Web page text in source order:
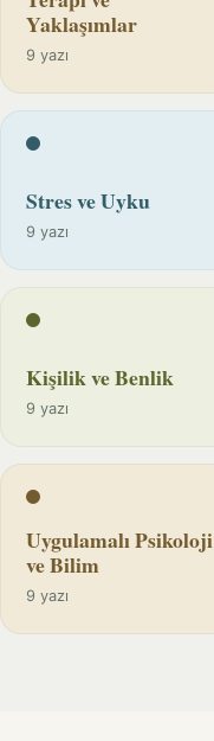
Yaklaşımlar
9 yazı
Stres ve Uyku
9 yazı
Kişilik ve Benlik
9 yazı
Uygulamalı Psikoloji
ve Bilim
9 yazı